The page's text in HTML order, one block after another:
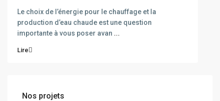
Le choix de l’énergie pour le chauffage et la
production d’eau chaude est une question
importante à vous poser avan ...
Lire
Nos projets